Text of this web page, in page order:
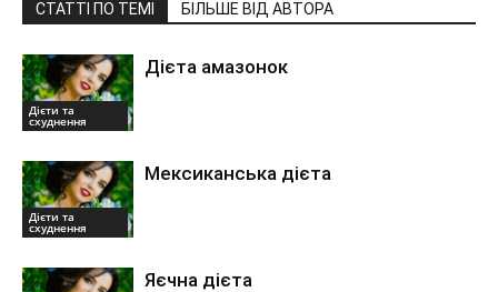
СТАТТІ ПО ТЕМІ БІЛЬШЕ ВІД АВТОРА
Дієти та
схуднення
Дієта амазонок
Дієти та
схуднення
Мексиканська дієта
Яєчна дієта